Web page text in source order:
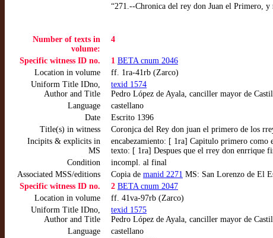
“271.--Chronica del rey don Juan el Primero,
Number of texts in
volume:
4
Specific witness ID no. 1 BETA cnum 2046
Location in volume
ff. 1ra-41rb (Zarco)
Uniform Title IDno,
Author and Title
texid 1574
Pedro López de Ayala, canciller mayor de
Language
castellano
Date
Escrito 1396
Title(s) in witness
Coronjca del Rey don juan el primero de los
Incipits & explicits in
MS
encabezamiento: [ 1ra] Capitulo primero como
texto: [ 1ra] Despues que el rrey don enrrique
Condition
incompl. al final
Associated MSS/editions
Copia de manid 2271 MS: San Lorenzo de El
Specific witness ID no.
2 BETA cnum 2047
Location in volume
ff. 41va-97rb (Zarco)
Uniform Title IDno,
Author and Title
texid 1575
Pedro López de Ayala, canciller mayor de
Language
castellano